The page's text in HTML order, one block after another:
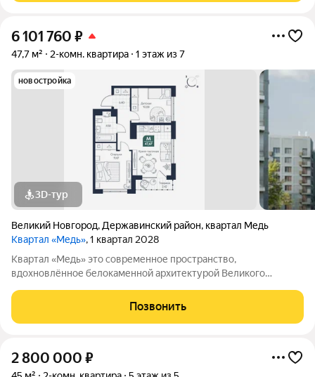
6 101 760 ₽
47,7 м² 2-комн. квартира 1 этаж из 7
новостройка
3D-тур
Великий Новгород, Державинский район, квартал Медь
Квартал «Медь», 1 квартал 2028
Квартал «Медь» это современное пространство,
вдохновлённое белокаменной архитектурой Великого
города элементов: из меди новгородские мастера отливали
колокола и украшения, а в зодчестве ценились
Позвонить
2 800 000 ₽